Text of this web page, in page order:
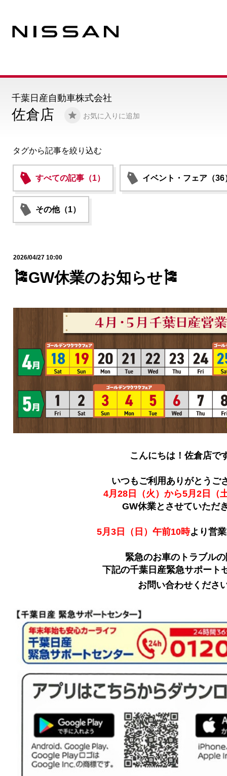
佐倉店 お気に入りに追加
千葉日産自動車株式会社
タグから記事を絞り込む
すべての記事（1） イベント・フェア（36
その他（1）
2026/04/27 10:00
🎏GW休業のお知らせ🎏
こんにちは！佐倉店で
いつもご利用ありがとうご
4月28日（火）から5月2日（
GW休業とさせていただ
5月3日（日）午前10時より営
緊急のお車のトラブル
下記の千葉日産緊急サポート
お問い合わせくださ